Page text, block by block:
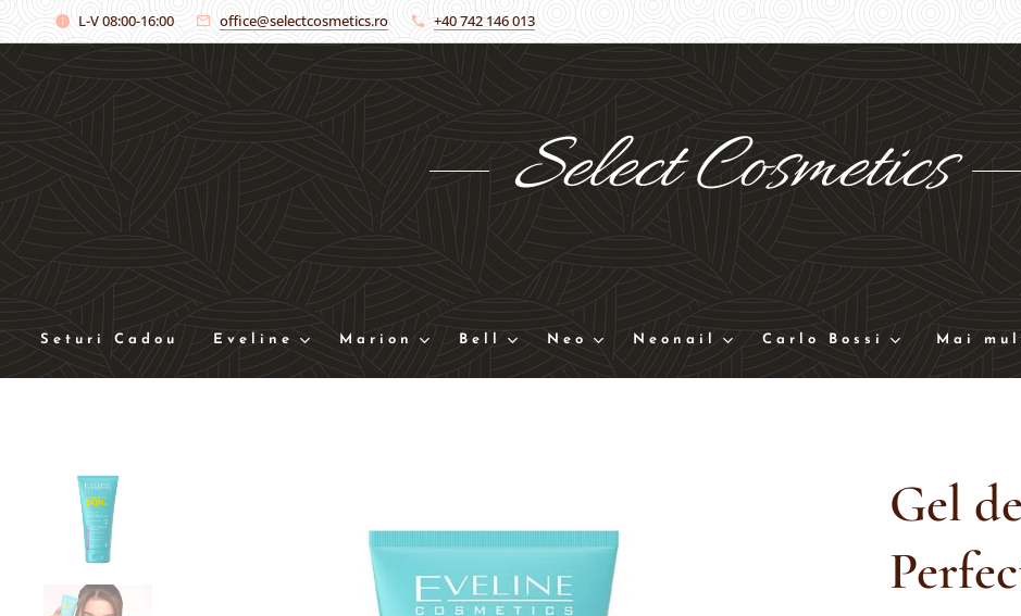
L-V 08:00-16:00 office@selectcosmetics.ro +40 742 146 013
Select Cosmetics
Seturi Cadou Eveline Marion Bell Neo Neonail Carlo Bossi Mai
Gel